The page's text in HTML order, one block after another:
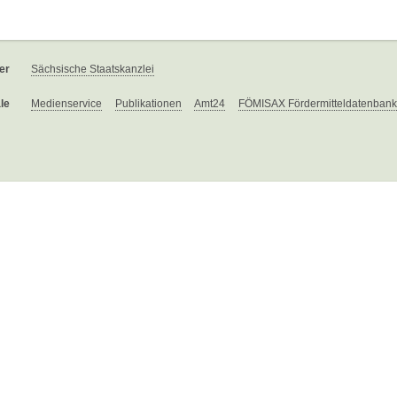
Sächsische Staatskanzlei
Medienservice Publikationen Amt24 FÖMISAX Fördermitteldatenbank